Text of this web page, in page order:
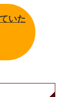
いた